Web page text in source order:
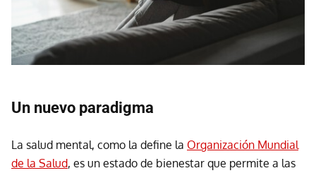
Un nuevo paradigma
La salud mental, como la define la Organización Mundial
de la Salud, es un estado de bienestar que permite a las